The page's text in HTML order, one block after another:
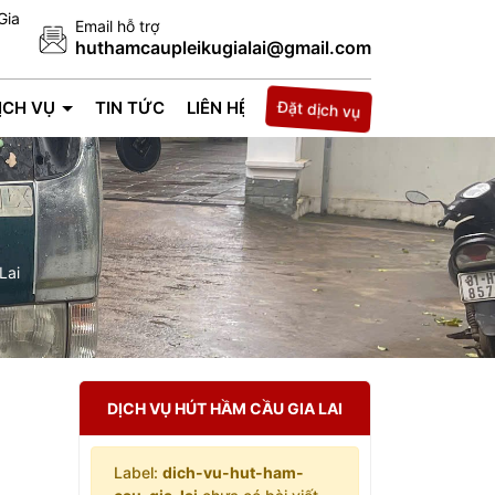
Email hỗ trợ
huthamcaupleikugialai@gmail.com
VỤ TIN TỨC LIÊN HỆ Đặt dịch vụ
DỊCH VỤ HÚT HẦM CẦU GIA LAI
Label: dich-vu-hut-ham-